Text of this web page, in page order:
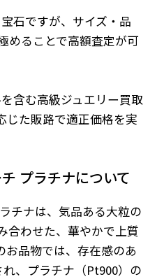
石ですが、サイズ・品
めることで高額査定が可
含む高級ジュエリー買取
じた販路で適正価格を実
プラチナについて
チナは、気品ある大粒の
合わせた、華やかで上質
お品物では、存在感のあ
、プラチナ（Pt900）の